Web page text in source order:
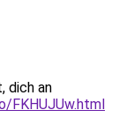
dich an
FKHUJUw.html